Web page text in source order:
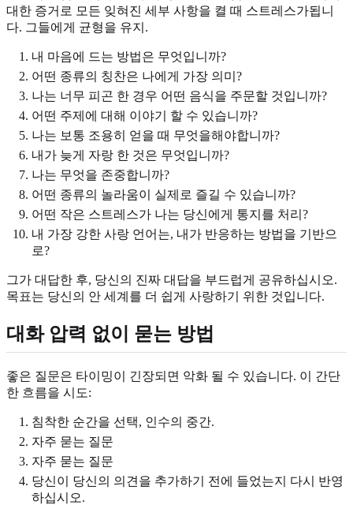
대한 증거로 모든 잊혀진 세부 사항을 켤 때 스트레스가됩니
다. 그들에게 균형을 유지.
내 마음에 드는 방법은 무엇입니까?
어떤 종류의 칭찬은 나에게 가장 의미?
나는 너무 피곤 한 경우 어떤 음식을 주문할 것입니까?
어떤 주제에 대해 이야기 할 수 있습니까?
나는 보통 조용히 얻을 때 무엇을해야합니까?
내가 늦게 자랑 한 것은 무엇입니까?
나는 무엇을 존중합니까?
어떤 종류의 놀라움이 실제로 즐길 수 있습니까?
어떤 작은 스트레스가 나는 당신에게 통지를 처리?
내 가장 강한 사랑 언어는, 내가 반응하는 방법을 기반으
로?
그가 대답한 후, 당신의 진짜 대답을 부드럽게 공유하십시오.
목표는 당신의 안 세계를 더 쉽게 사랑하기 위한 것입니다.
대화 압력 없이 묻는 방법
좋은 질문은 타이밍이 긴장되면 악화 될 수 있습니다. 이 간단
한 흐름을 시도:
침착한 순간을 선택, 인수의 중간.
자주 묻는 질문
자주 묻는 질문
당신이 당신의 의견을 추가하기 전에 들었는지 다시 반영
하십시오.